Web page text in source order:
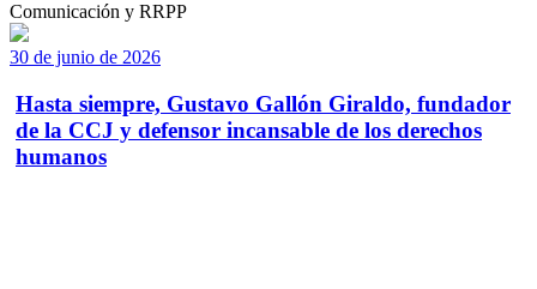
Comunicación y RRPP
30 de junio de 2026
Hasta siempre, Gustavo Gallón Giraldo, fundador
de la CCJ y defensor incansable de los derechos
humanos